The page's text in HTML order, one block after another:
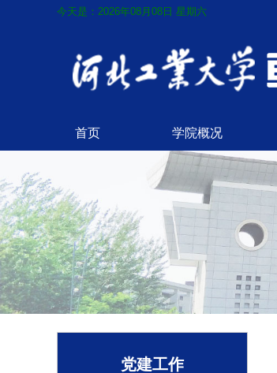
今天是：2026年08月08日 星期六
首页 学院概况
党建工作